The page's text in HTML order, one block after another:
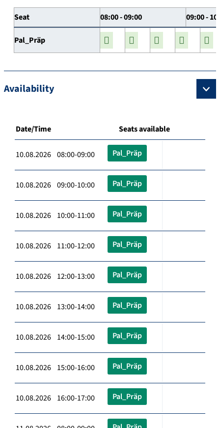
Seat 08:00 - 09:00 09:00 -
Pal_Präp
Availability
Date/Time Seats available
10.08.2026 08:00-09:00 Pal_Präp
10.08.2026 09:00-10:00 Pal_Präp
10.08.2026 10:00-11:00 Pal_Präp
10.08.2026 11:00-12:00 Pal_Präp
10.08.2026 12:00-13:00 Pal_Präp
10.08.2026 13:00-14:00 Pal_Präp
10.08.2026 14:00-15:00 Pal_Präp
10.08.2026 15:00-16:00 Pal_Präp
10.08.2026 16:00-17:00 Pal_Präp